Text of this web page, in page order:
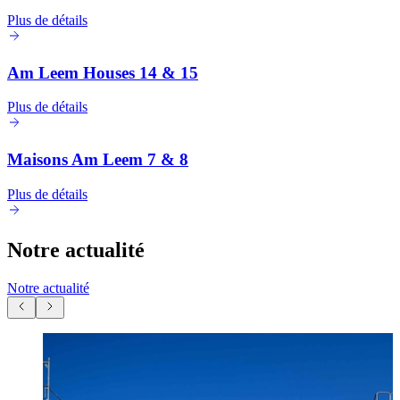
Plus de détails
Am Leem Houses 14 & 15
Plus de détails
Maisons Am Leem 7 & 8
Plus de détails
Notre actualité
Notre actualité